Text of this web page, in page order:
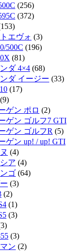
(256)
(372)
エヴォ (3)
500C (196)
(81)
ダ 4×4 (68)
ダ イージー (33)
(17)
(9)
ゲン ポロ (2)
ゲン ゴルフ7 GTI
ゲン ゴルフR (5)
ゲン up! / up! GTI
(4)
ア (4)
ゴ (64)
(3)
(2)
(1)
(3)
(3)
ン (2)